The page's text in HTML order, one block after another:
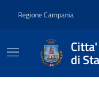
Regione Campania
di